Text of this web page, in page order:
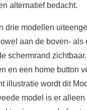
alternatief bedacht.
drie modellen
aan de boven- als
schermrand
en een home button
illustratie wordt dit
model is er alleen